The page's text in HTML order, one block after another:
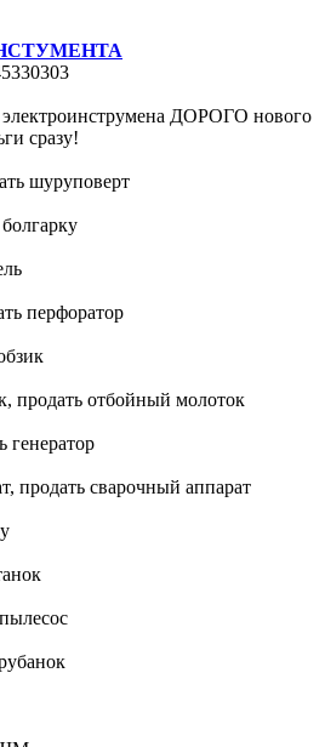
ДОРОГО нового
сразу!
шуруповерт
перфоратор
продать отбойный молоток
генератор
продать сварочный аппарат